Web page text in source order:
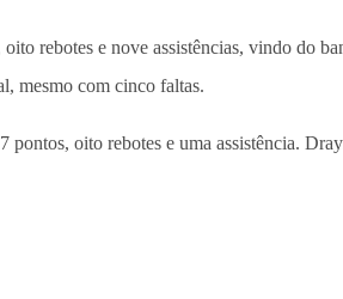
rebotes e nove assistências, vindo do
mesmo com cinco faltas.
oito rebotes e uma assistência.